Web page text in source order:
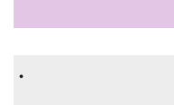
.